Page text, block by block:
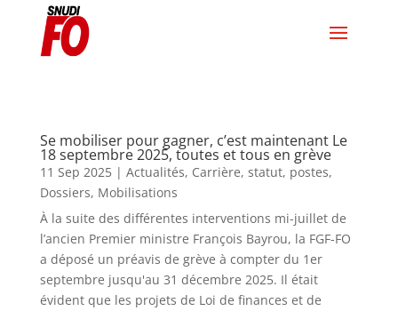
Se mobiliser pour gagner, c’est maintenant Le
18 septembre 2025, toutes et tous en grève
11 Sep 2025| Actualités, Carrière, statut, postes,
Dossiers, Mobilisations
À la suite des différentes interventions mi-juillet de
l’ancien Premier ministre François Bayrou, la FGF-FO
a déposé un préavis de grève à compter du 1er
septembre jusqu'au 31 décembre 2025. Il était
évident que les projets de Loi de finances et de